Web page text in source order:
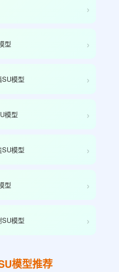
›
型 ›
模型 ›
模型 ›
模型 ›
型 ›
模型 ›
模型推荐